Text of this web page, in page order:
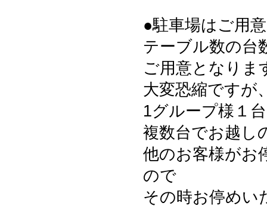
●駐車場はご用
テーブル数の台
ご用意となりま
大変恐縮ですが
1グループ様１
複数台でお越し
他のお客様がお
ので
その時お停めい